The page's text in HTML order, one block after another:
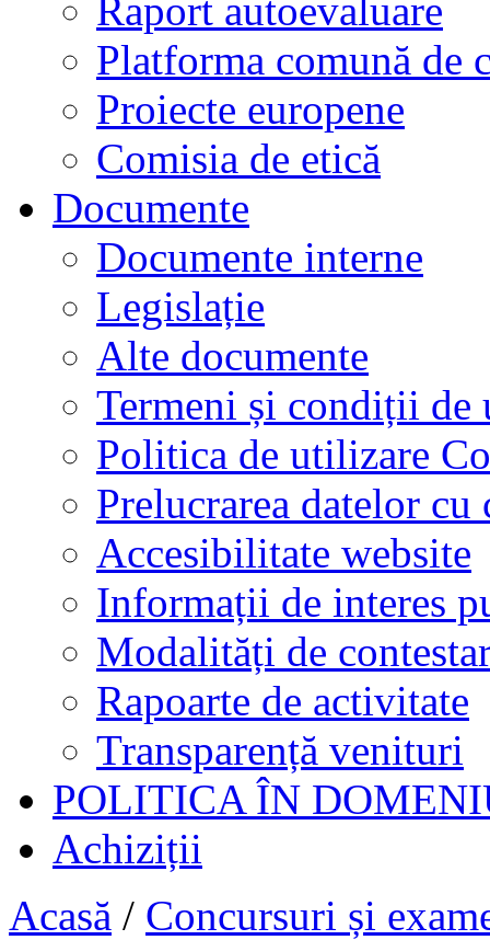
Raport autoevaluare
Platforma comună de
Proiecte europene
Comisia de etică
Documente
Documente interne
Legislație
Alte documente
Termeni și condiții de
Politica de utilizare
Prelucrarea datelor cu
Accesibilitate website
Informații de interes
Modalități de
Rapoarte de activitate
Transparență venituri
POLITICA ÎN
Achiziții
Acasă / Concursuri și